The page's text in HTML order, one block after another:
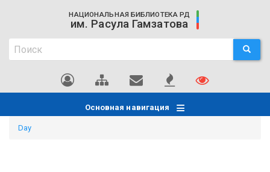
содержанию
НАЦИОНАЛЬНАЯ БИБЛИОТЕКА РД
им. Расула Гамзатова
Поиск
Поиск ПОИСК
Основная навигация
Day